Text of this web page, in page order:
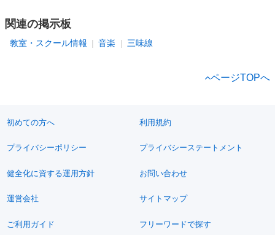
関連の掲示板
教室・スクール情報 音楽 三味線
ページTOPへ
初めての方へ 利用規約
プライバシーポリシー プライバシーステートメント
健全化に資する運用方針 お問い合わせ
運営会社 サイトマップ
ご利用ガイド フリーワードで探す